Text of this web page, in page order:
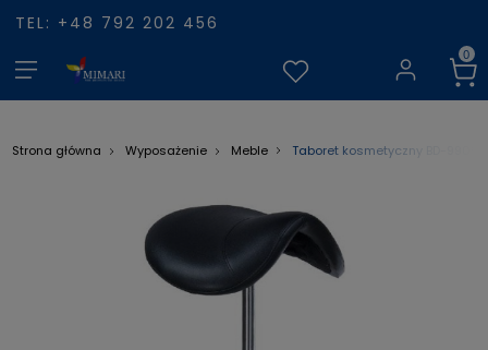
TEL: +48 792 202 456
Strona główna Wyposażenie Meble Taboret kosmetyczny BD-9909